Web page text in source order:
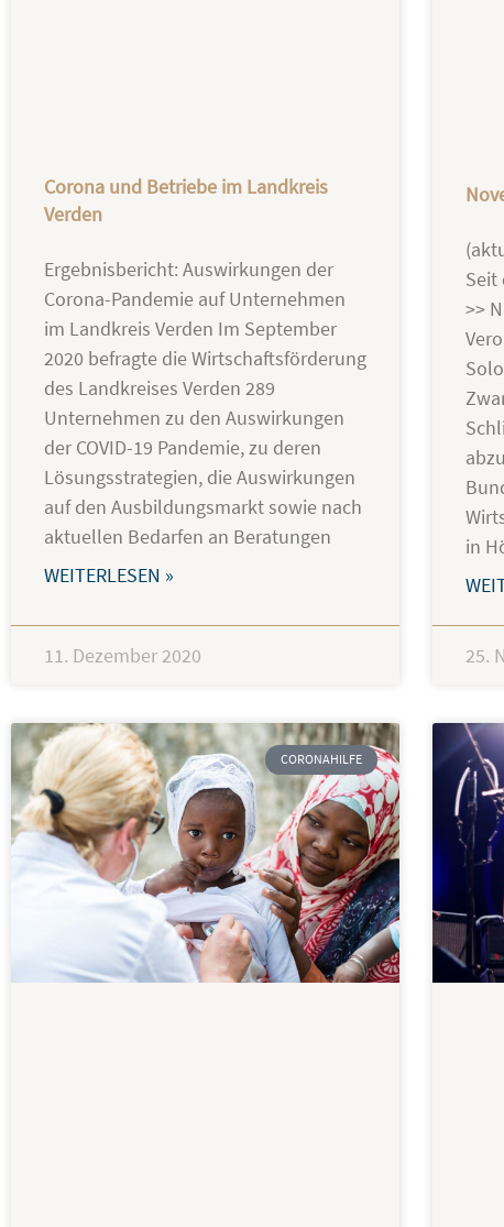
Corona und Betriebe im Landkreis
Verden
Ergebnisbericht: Auswirkungen der
Corona-Pandemie auf Unternehmen
im Landkreis Verden Im September
2020 befragte die Wirtschaftsförderung
des Landkreises Verden 289
Unternehmen zu den Auswirkungen
der COVID-19 Pandemie, zu deren
Lösungsstrategien, die Auswirkungen
auf den Ausbildungsmarkt sowie nach
aktuellen Bedarfen an Beratungen
WEITERLESEN »
11. Dezember 2020
Seit
>>
in
25.
CORONAHILFE